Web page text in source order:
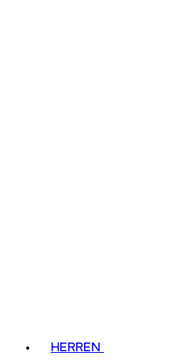
HERREN